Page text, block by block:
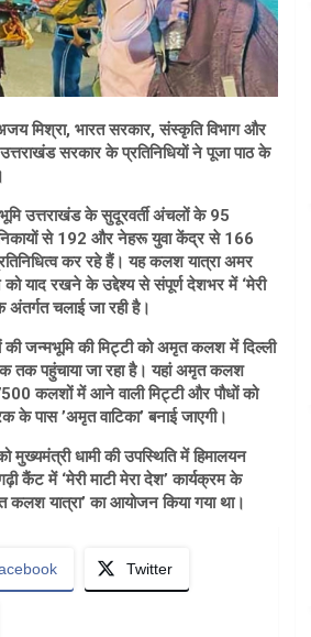
मिश्रा, भारत सरकार, संस्कृति विभाग और
सरकार के प्रतिनिधियों ने पूजा पाठ के
उत्तराखंड के सुदूरवर्ती अंचलों के 95
से 192 और नेहरू युवा केंद्र से 166
कर रहे हैं। यह कलश यात्रा अमर
को याद रखने के उद्देश्य से संपूर्ण देशभर में ‘मेरी
अंतर्गत चलाई जा रही है।
की जन्मभूमि की मिट्टी को अमृत कलश में दिल्ली
तक पहुंचाया जा रहा है। यहां अमृत कलश
कलशों में आने वाली मिट्टी और पौधों को
के पास ’अमृत वाटिका’ बनाई जाएगी।
मुख्यमंत्री धामी की उपस्थिति में हिमालयन
कैंट में ‘मेरी माटी मेरा देश’ कार्यक्रम के
कलश यात्रा’ का आयोजन किया गया था।
Twitter